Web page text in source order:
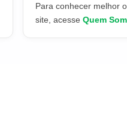
Para conhecer melhor
site, acesse Quem